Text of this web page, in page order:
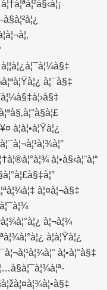
à¦¦à¦¿à¦¯à¦¼à§‡
à¦¯à§‡
à¦à¦•à¦Ÿà¦¿
à¦•à§‹à¦¨à¦“
à¦¤à¦¬à§‡
à¦¬à¦¾
à¦à¦Ÿà¦¿
à¦•à¦°à§‡